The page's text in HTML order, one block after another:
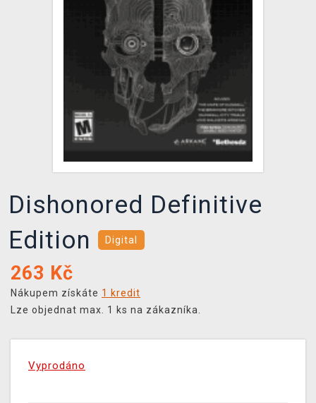
TCG & BOARDGAME HUB
VÝKUP HER (BAZAR)
Dishonored Definitive
Edition
Digital
263 Kč
Nákupem získáte 1 kredit
Lze objednat max. 1 ks na zákazníka.
Vyprodáno